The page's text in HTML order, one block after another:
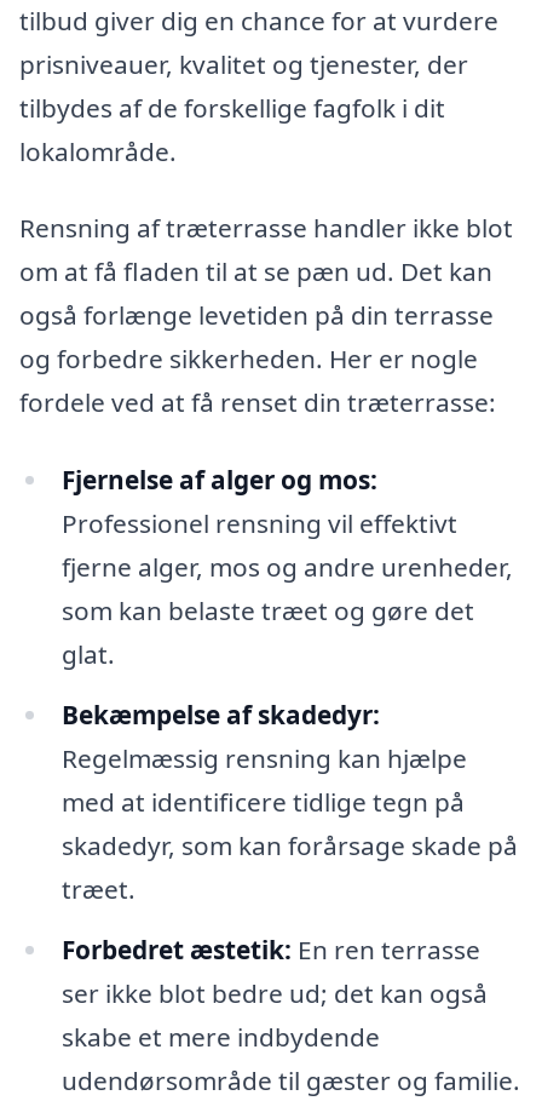
tilbud giver dig en chance for at vurdere
prisniveauer, kvalitet og tjenester, der
tilbydes af de forskellige fagfolk i dit
lokalområde.
Rensning af træterrasse handler ikke blot
om at få fladen til at se pæn ud. Det kan
også forlænge levetiden på din terrasse
og forbedre sikkerheden. Her er nogle
fordele ved at få renset din træterrasse:
Fjernelse af alger og mos:
Professionel rensning vil effektivt
fjerne alger, mos og andre urenheder,
som kan belaste træet og gøre det
glat.
Bekæmpelse af skadedyr:
Regelmæssig rensning kan hjælpe
med at identificere tidlige tegn på
skadedyr, som kan forårsage skade på
træet.
Forbedret æstetik: En ren terrasse
ser ikke blot bedre ud; det kan også
skabe et mere indbydende
udendørsområde til gæster og familie.